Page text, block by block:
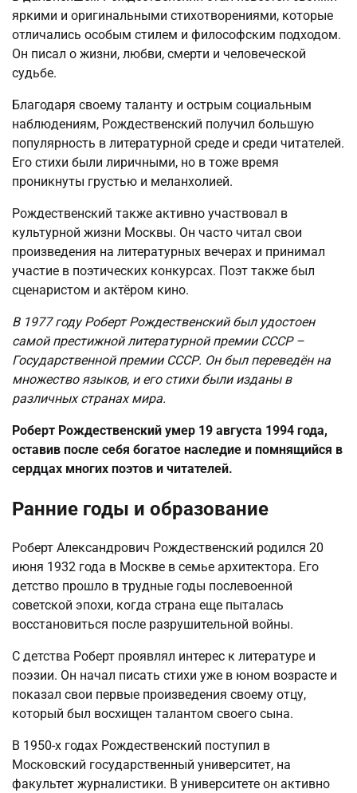
яркими и оригинальными стихотворениями, которые
отличались особым стилем и философским подходом.
Он писал о жизни, любви, смерти и человеческой
судьбе.
Благодаря своему таланту и острым социальным
наблюдениям, Рождественский получил большую
популярность в литературной среде и среди читателей.
Его стихи были лиричными, но в тоже время
проникнуты грустью и меланхолией.
Рождественский также активно участвовал в
культурной жизни Москвы. Он часто читал свои
произведения на литературных вечерах и принимал
участие в поэтических конкурсах. Поэт также был
сценаристом и актёром кино.
В 1977 году Роберт Рождественский был удостоен
самой престижной литературной премии СССР –
Государственной премии СССР. Он был переведён на
множество языков, и его стихи были изданы в
различных странах мира.
Роберт Рождественский умер 19 августа 1994 года,
оставив после себя богатое наследие и помнящийся в
сердцах многих поэтов и читателей.
Ранние годы и образование
Роберт Александрович Рождественский родился 20
июня 1932 года в Москве в семье архитектора. Его
детство прошло в трудные годы послевоенной
советской эпохи, когда страна еще пыталась
восстановиться после разрушительной войны.
С детства Роберт проявлял интерес к литературе и
поэзии. Он начал писать стихи уже в юном возрасте и
показал свои первые произведения своему отцу,
который был восхищен талантом своего сына.
В 1950-х годах Рождественский поступил в
Московский государственный университет, на
факультет журналистики. В университете он активно